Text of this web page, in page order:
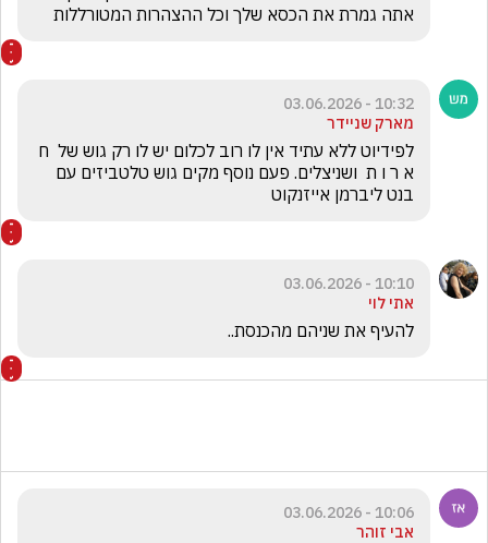
אתה גמרת את הכסא שלך וכל ההצהרות המטורללות
10:32 - 03.06.2026
מארק שניידר
בנט ליברמן אייזנקוט
10:10 - 03.06.2026
אתי לוי
להעיף את שניהם מהכנסת..
10:06 - 03.06.2026
אבי זוהר